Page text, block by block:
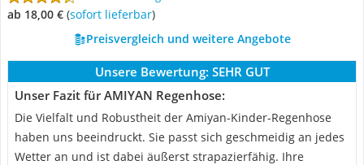
ab 18,00 € ( Sofort lieferbar)
Preisvergleich und weitere Angebote
Unsere Bewertung: SEHR GUT
Unser Fazit für AMIYAN Regenhose:
Die Vielfalt und Robustheit der Amiyan-Kinder-Regenhose
haben uns beeindruckt. Sie passt sich geschmeidig an jedes
Wetter an und ist dabei äußerst strapazierfähig. Ihre